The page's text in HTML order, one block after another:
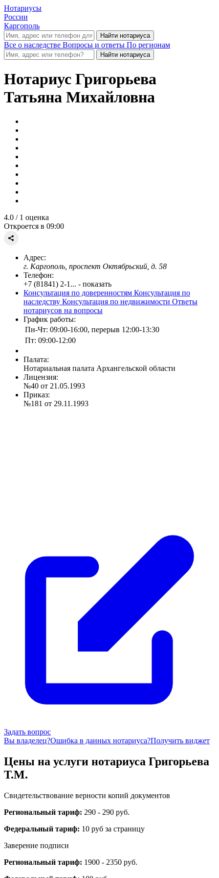
Нотариусы
России
Каргополь
Все о наследстве Вопросы и ответы По регионам
Нотариус Григорьева
Татьяна Михайловна
4.0 / 1 оценка
Откроется в 09:00
Адрес:
г. Каргополь, проспект Октябрьский, д. 58
Телефон:
+7 (81841) 2-1... - показать
Консультация по доверенностям Консультация по
наследству Консультация по недвижимости Ответы
нотариусов на вопросы
График работы:
Пн-Чт: 09:00-16:00, перерыв 12:00-13:30
Пт: 09:00-12:00
Палата:
Нотариальная палата Архангельской области
Лицензия:
№40 от 21.05.1993
Приказ:
№181 от 29.11.1993
Задать вопрос
Вы владелец?Ошибка в данных нотариуса?Получить виджет
Цены на услуги нотариуса Григорьева
Т.М.
Свидетельствование верности копий документов
Региональный тариф: 290 - 290 руб.
Федеральный тариф: 10 руб за страницу
Заверение подписи
Региональный тариф: 1900 - 2350 руб.